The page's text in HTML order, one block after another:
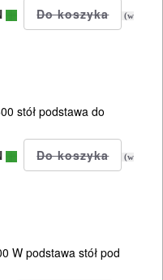
(w
stół podstawa do
(w
W podstawa stół pod